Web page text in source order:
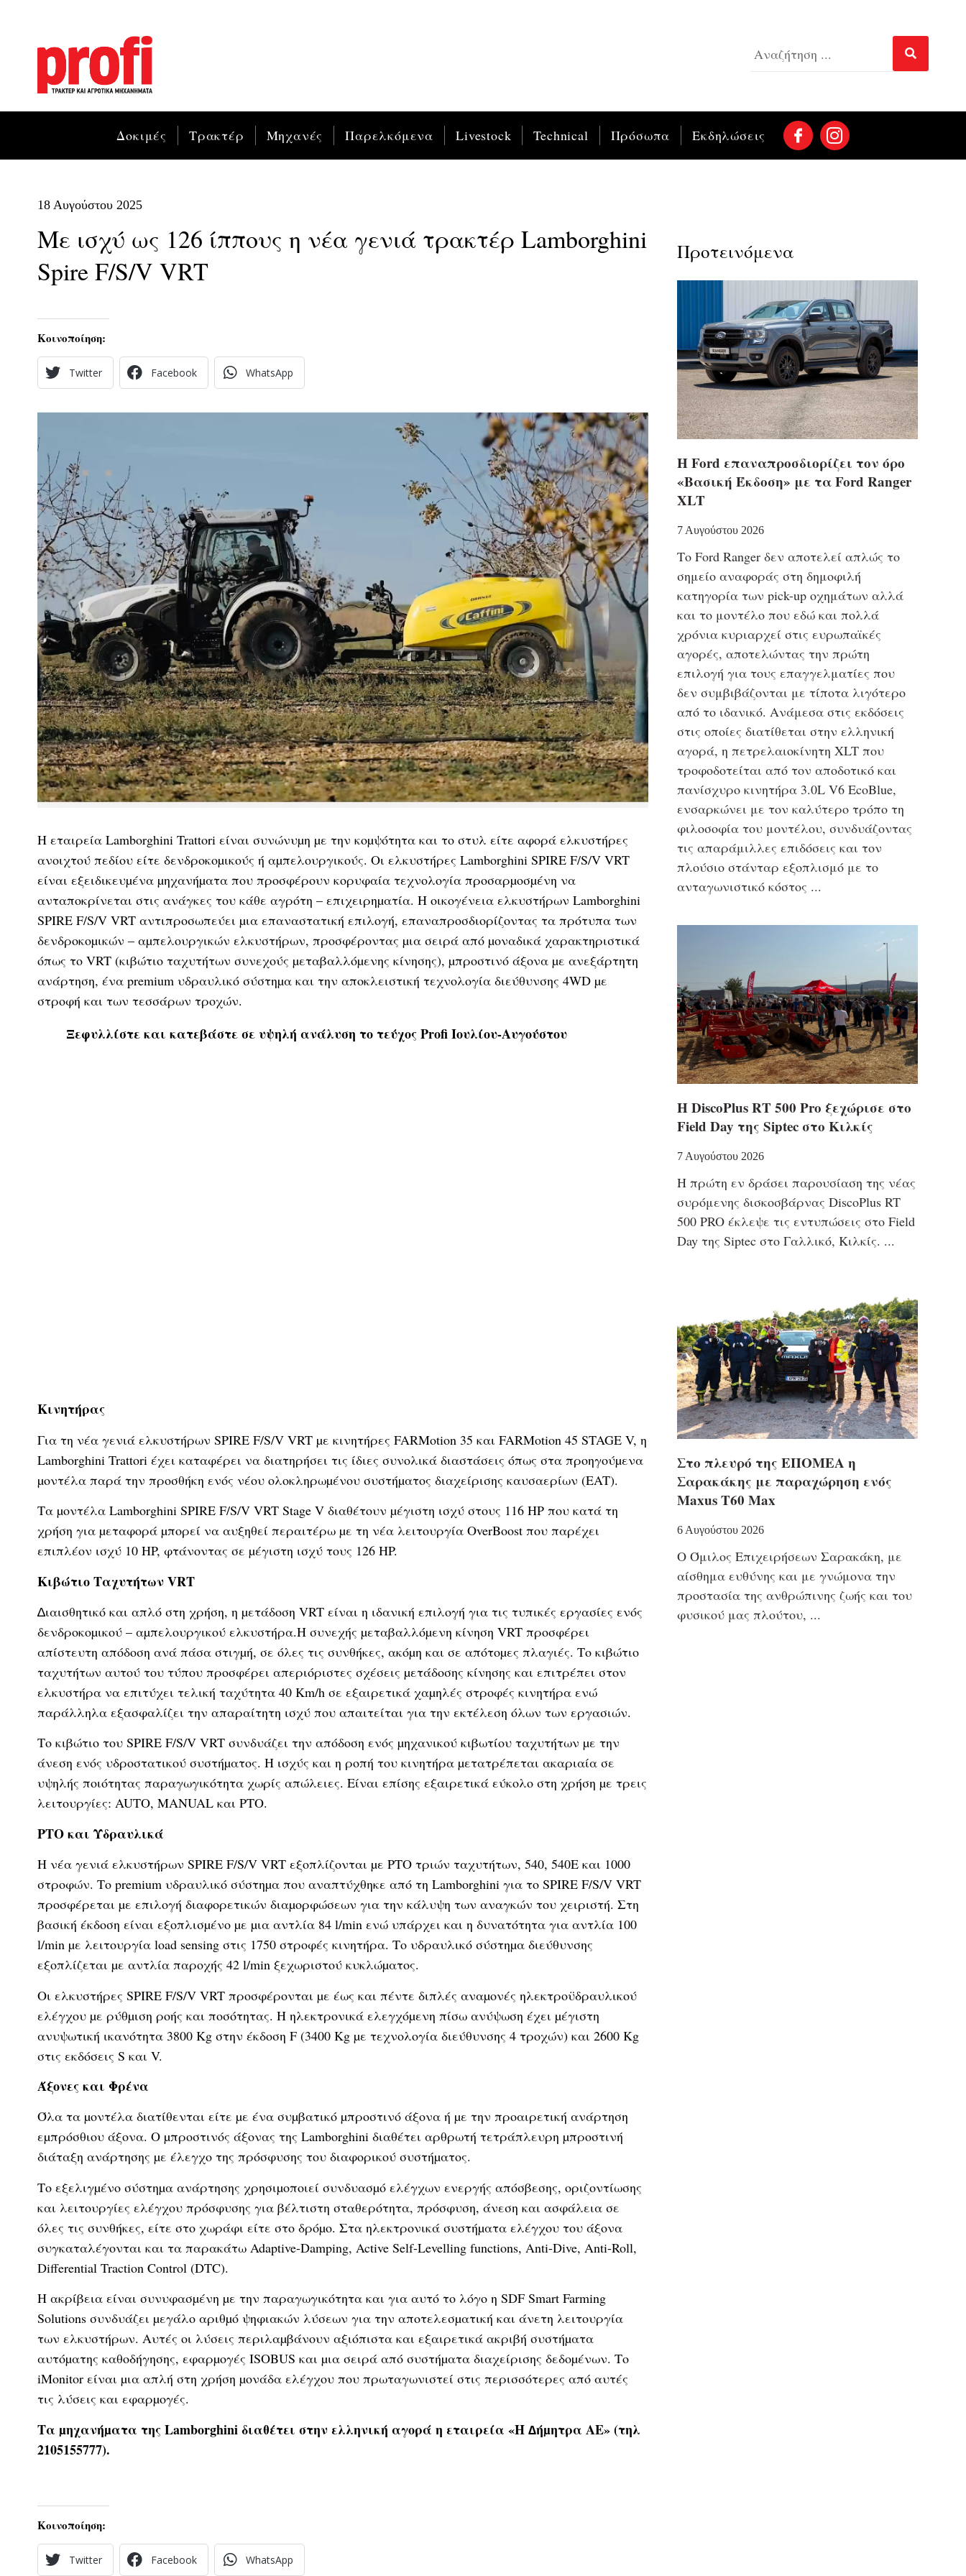
Δοκιμές Τρακτέρ Μηχανές Παρελκόμενα Livestock Technical Πρόσωπα Εκδηλώσεις
18 Αυγούστου 2025
Με ισχύ ως 126 ίππους η νέα γενιά τρακτέρ Lamborghini
Spire F/S/V VRT
Κοινοποίηση:
Twitter Facebook WhatsApp
Η εταιρεία Lamborghini Trattori είναι συνώνυµη µε την κοµψότητα και το στυλ είτε αφορά ελκυστήρες
ανοιχτού πεδίου είτε δενδροκοµικούς ή αµπελουργικούς. Οι ελκυστήρες Lamborghini SPIRE F/S/V VRT
είναι εξειδικευµένα µηχανήµατα που προσφέρουν κορυφαία τεχνολογία προσαρµοσµένη να
ανταποκρίνεται στις ανάγκες του κάθε αγρότη – επιχειρηµατία. Η οικογένεια ελκυστήρων Lamborghini
SPIRE F/S/V VRT αντιπροσωπεύει µια επαναστατική επιλογή, επαναπροσδιορίζοντας τα πρότυπα των
δενδροκοµικών – αµπελουργικών ελκυστήρων, προσφέροντας µια σειρά από µοναδικά χαρακτηριστικά
όπως το VRT (κιβώτιο ταχυτήτων συνεχούς µεταβαλλόµενης κίνησης), µπροστινό άξονα µε ανεξάρτητη
ανάρτηση, ένα premium υδραυλικό σύστηµα και την αποκλειστική τεχνολογία διεύθυνσης 4WD µε
στροφή και των τεσσάρων τροχών.
Ξεφυλλίστε και κατεβάστε σε υψηλή ανάλυση το τεύχος Profi Ιουλίου-Αυγούστου
Κινητήρας
Για τη νέα γενιά ελκυστήρων SPIRE F/S/V VRT µε κινητήρες FARMotion 35 και FARMotion 45 STAGE V, η
Lamborghini Trattori έχει καταφέρει να διατηρήσει τις ίδιες συνολικά διαστάσεις όπως στα προηγούµενα
µοντέλα παρά την προσθήκη ενός νέου ολοκληρωµένου συστήµατος διαχείρισης καυσαερίων (EAT).
Τα µοντέλα Lamborghini SPIRE F/S/V VRT Stage V διαθέτουν µέγιστη ισχύ στους 116 HP που κατά τη
χρήση για µεταφορά µπορεί να αυξηθεί περαιτέρω µε τη νέα λειτουργία OverBoost που παρέχει
επιπλέον ισχύ 10 HP, φτάνοντας σε µέγιστη ισχύ τους 126 HP.
Κιβώτιο Ταχυτήτων VRT
∆ιαισθητικό και απλό στη χρήση, η µετάδοση VRT είναι η ιδανική επιλογή για τις τυπικές εργασίες ενός
δενδροκοµικού – αµπελουργικού ελκυστήρα.Η συνεχής µεταβαλλόµενη κίνηση VRT προσφέρει
απίστευτη απόδοση ανά πάσα στιγµή, σε όλες τις συνθήκες, ακόµη και σε απότοµες πλαγιές. Το κιβώτιο
ταχυτήτων αυτού του τύπου προσφέρει απεριόριστες σχέσεις µετάδοσης κίνησης και επιτρέπει στον
ελκυστήρα να επιτύχει τελική ταχύτητα 40 Km/h σε εξαιρετικά χαµηλές στροφές κινητήρα ενώ
παράλληλα εξασφαλίζει την απαραίτητη ισχύ που απαιτείται για την εκτέλεση όλων των εργασιών.
Το κιβώτιο του SPIRE F/S/V VRT συνδυάζει την απόδοση ενός µηχανικού κιβωτίου ταχυτήτων µε την
άνεση ενός υδροστατικού συστήµατος. Η ισχύς και η ροπή του κινητήρα µετατρέπεται ακαριαία σε
υψηλής ποιότητας παραγωγικότητα χωρίς απώλειες. Είναι επίσης εξαιρετικά εύκολο στη χρήση µε τρεις
λειτουργίες: AUTO, MANUAL και ΡΤΟ.
PTO και Υδραυλικά
Η νέα γενιά ελκυστήρων SPIRE F/S/V VRT εξοπλίζονται µε PTO τριών ταχυτήτων, 540, 540Ε και 1000
στροφών. Το premium υδραυλικό σύστηµα που αναπτύχθηκε από τη Lamborghini για το SPIRE F/S/V VRT
προσφέρεται µε επιλογή διαφορετικών διαµορφώσεων για την κάλυψη των αναγκών του χειριστή. Στη
βασική έκδοση είναι εξοπλισµένο µε µια αντλία 84 l/min ενώ υπάρχει και η δυνατότητα για αντλία 100
l/min µε λειτουργία load sensing στις 1750 στροφές κινητήρα. Το υδραυλικό σύστηµα διεύθυνσης
εξοπλίζεται µε αντλία παροχής 42 l/min ξεχωριστού κυκλώµατος.
Οι ελκυστήρες SPIRE F/S/V VRT προσφέρονται µε έως και πέντε διπλές αναµονές ηλεκτροϋδραυλικού
ελέγχου µε ρύθµιση ροής και ποσότητας. Η ηλεκτρονικά ελεγχόµενη πίσω ανύψωση έχει µέγιστη
ανυψωτική ικανότητα 3800 Kg στην έκδοση F (3400 Kg µε τεχνολογία διεύθυνσης 4 τροχών) και 2600 Kg
στις εκδόσεις S και V.
Άξονες και Φρένα
Όλα τα µοντέλα διατίθενται είτε µε ένα συµβατικό µπροστινό άξονα ή µε την προαιρετική ανάρτηση
εµπρόσθιου άξονα. Ο µπροστινός άξονας της Lamborghini διαθέτει αρθρωτή τετράπλευρη µπροστινή
διάταξη ανάρτησης µε έλεγχο της πρόσφυσης του διαφορικού συστήµατος.
Το εξελιγµένο σύστηµα ανάρτησης χρησιµοποιεί συνδυασµό ελέγχων ενεργής απόσβεσης, οριζοντίωσης
και λειτουργίες ελέγχου πρόσφυσης για βέλτιστη σταθερότητα, πρόσφυση, άνεση και ασφάλεια σε
όλες τις συνθήκες, είτε στο χωράφι είτε στο δρόµο. Στα ηλεκτρονικά συστήµατα ελέγχου του άξονα
συγκαταλέγονται και τα παρακάτω Adaptive-Damping, Active Self-Levelling functions, Anti-Dive, Anti-Roll,
Differential Traction Control (DTC).
Η ακρίβεια είναι συνυφασµένη µε την παραγωγικότητα και για αυτό το λόγο η SDF Smart Farming
Solutions συνδυάζει µεγάλο αριθµό ψηφιακών λύσεων για την αποτελεσµατική και άνετη λειτουργία
των ελκυστήρων. Αυτές οι λύσεις περιλαµβάνουν αξιόπιστα και εξαιρετικά ακριβή συστήµατα
αυτόµατης καθοδήγησης, εφαρµογές ISOBUS και µια σειρά από συστήµατα διαχείρισης δεδοµένων. Το
iMonitor είναι µια απλή στη χρήση µονάδα ελέγχου που πρωταγωνιστεί στις περισσότερες από αυτές
τις λύσεις και εφαρµογές.
Τα µηχανήµατα της Lamborghini διαθέτει στην ελληνική αγορά η εταιρεία «Η ∆ήµητρα ΑΕ» (τηλ
2105155777).
Κοινοποίηση:
Twitter Facebook WhatsApp
Προτεινόμενα
Η Ford επαναπροσδιορίζει τον όρο
«Βασική Έκδοση» με τα Ford Ranger
XLT
7 Αυγούστου 2026
Το Ford Ranger δεν αποτελεί απλώς το
σημείο αναφοράς στη δημοφιλή
κατηγορία των pick-up οχημάτων αλλά
και το μοντέλο που εδώ και πολλά
χρόνια κυριαρχεί στις ευρωπαϊκές
αγορές, αποτελώντας την πρώτη
επιλογή για τους επαγγελματίες που
δεν συμβιβάζονται με τίποτα λιγότερο
από το ιδανικό. Ανάμεσα στις εκδόσεις
στις οποίες διατίθεται στην ελληνική
αγορά, η πετρελαιοκίνητη XLT που
τροφοδοτείται από τον αποδοτικό και
πανίσχυρο κινητήρα 3.0L V6 EcoBlue,
ενσαρκώνει με τον καλύτερο τρόπο τη
φιλοσοφία του μοντέλου, συνδυάζοντας
τις απαράμιλλες επιδόσεις και τον
πλούσιο στάνταρ εξοπλισμό με το
ανταγωνιστικό κόστος
Η DiscoPlus RT 500 Pro ξεχώρισε στο
Field Day της Siptec στο Κιλκίς
7 Αυγούστου 2026
Η πρώτη εν δράσει παρουσίαση της νέας
συρόμενης δισκοσβάρνας DiscoPlus RT
500 PRO έκλεψε τις εντυπώσεις στο Field
Day της Siptec στο Γαλλικό, Κιλκίς.
Στο πλευρό της ΕΠΟΜΕΑ η
Σαρακάκης με παραχώρηση ενός
Maxus T60 Max
6 Αυγούστου 2026
Ο Όμιλος Επιχειρήσεων Σαρακάκη, με
αίσθημα ευθύνης και με γνώμονα την
προστασία της ανθρώπινης ζωής και του
φυσικού μας πλούτου,